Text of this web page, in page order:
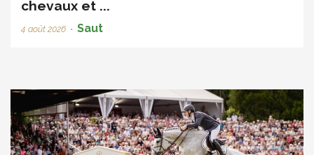
chevaux et ...
4 août 2026 • Saut